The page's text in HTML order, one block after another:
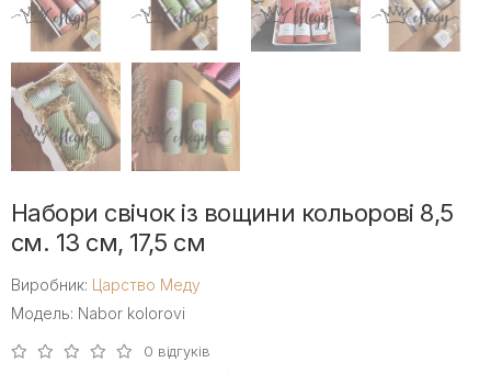
Набори свічок із вощини кольорові 8,5
см. 13 см, 17,5 см
Виробник: Царство Меду
Модель: Nabor kolorovi
0 відгуків